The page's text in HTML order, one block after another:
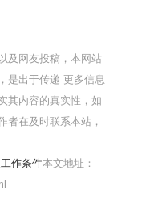
及网友投稿，本网站
是出于传递 更多信息
其内容的真实性，如
者在及时联系本站，
作条件本文地址：